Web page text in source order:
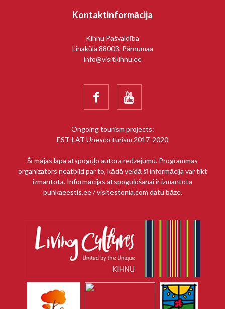
Kontaktinformācija
Kihnu Pašvaldība
Linaküla 88003, Pärnumaa
info@visitkihnu.ee
 
Ongoing tourism projects:
EST-LAT Unesco turism 2017-2020
Šī mājas lapa atspoguļo autora redzējumu. Programmas
organizators neatbild par to, kādā veidā šī informācija var tikt
izmantota. Informācijas atspoguļošanai ir izmantota
puhkaeestis.ee / visitestonia.com datu bāze.